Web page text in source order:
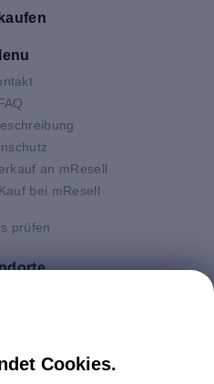
an mResell
bei mResell
prüfen
Cookies.